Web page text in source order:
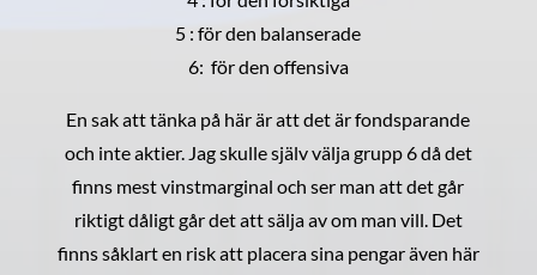
5 : för den balanserade
6: för den offensiva
En sak att tänka på här är att det är fondsparande
och inte aktier. Jag skulle själv välja grupp 6 då det
finns mest vinstmarginal och ser man att det går
riktigt dåligt går det att sälja av om man vill. Det
finns såklart en risk att placera sina pengar även här